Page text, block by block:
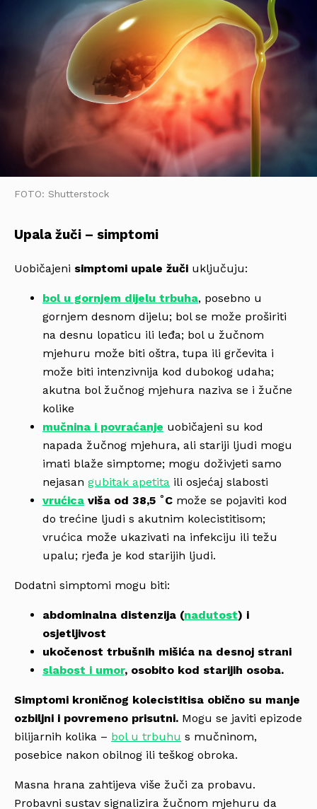
FOTO: Shutterstock
Upala žuči – simptomi
Uobičajeni simptomi upale žuči uključuju:
bol u gornjem dijelu trbuha, posebno u
gornjem desnom dijelu; bol se može proširiti
na desnu lopaticu ili leđa; bol u žučnom
mjehuru može biti oštra, tupa ili grčevita i
može biti intenzivnija kod dubokog udaha;
akutna bol žučnog mjehura naziva se i žučne
kolike
mučnina i povraćanje uobičajeni su kod
napada žučnog mjehura, ali stariji ljudi mogu
imati blaže simptome; mogu doživjeti samo
nejasan gubitak apetita ili osjećaj slabosti
vrućica viša od 38,5 ˚C može se pojaviti kod
do trećine ljudi s akutnim kolecistitisom;
vrućica može ukazivati ​​na infekciju ili težu
upalu; rjeđa je kod starijih ljudi.
Dodatni simptomi mogu biti:
abdominalna distenzija (nadutost) i
osjetljivost
ukočenost trbušnih mišića na desnoj strani
slabost i umor, osobito kod starijih osoba.
Simptomi kroničnog kolecistitisa obično su manje
ozbiljni i povremeno prisutni. Mogu se javiti epizode
bilijarnih kolika – bol u trbuhu s mučninom,
posebice nakon obilnog ili teškog obroka.
Masna hrana zahtijeva više žuči za probavu.
Probavni sustav signalizira žučnom mjehuru da